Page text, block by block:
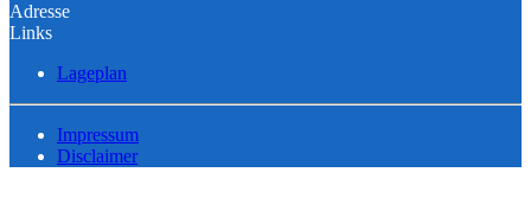
Adresse
Links
Lageplan
Impressum
Disclaimer